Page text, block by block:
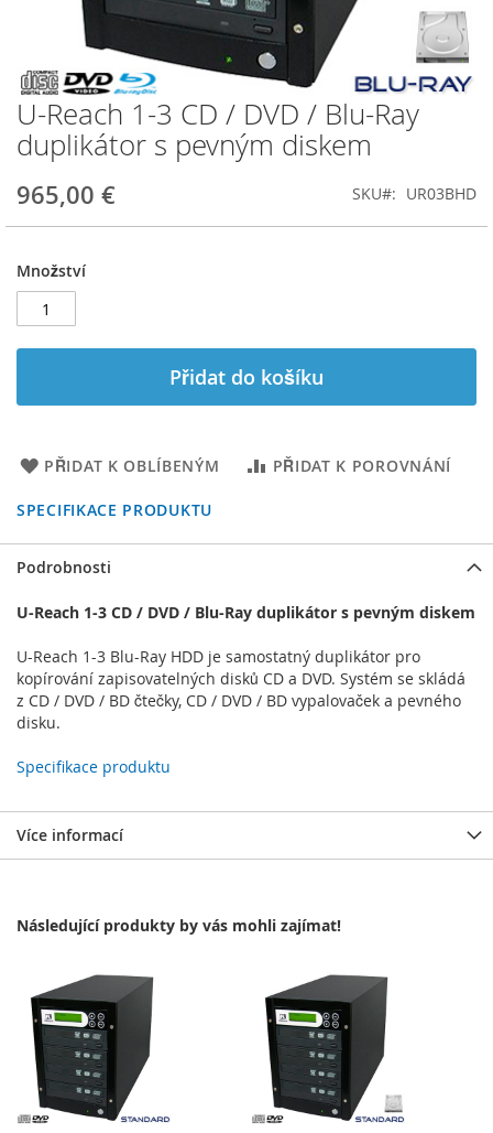
U-Reach 1-3 CD / DVD / Blu-Ray
duplikátor s pevným diskem
965,00 € SKU UR03BHD
Množství
Přidat do košíku
PŘIDAT K OBLÍBENÝM PŘIDAT K POROVNÁNÍ
SPECIFIKACE PRODUKTU
Přeskočit
na
začátek
s
Podrobnosti
U-Reach 1-3 CD / DVD / Blu-Ray duplikátor s pevným diskem
U-Reach 1-3 Blu-Ray HDD je samostatný duplikátor pro
kopírování zapisovatelných disků CD a DVD. Systém se skládá
z CD / DVD / BD čtečky, CD / DVD / BD vypalovaček a pevného
disku.
Specifikace produktu
Více informací
Následující produkty by vás mohli zajímat!